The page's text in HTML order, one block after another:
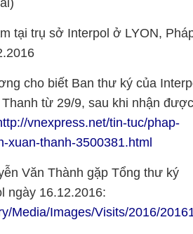
tại trụ sở Interpol ở LYON,
cho biết Ban thư ký của
từ 29/9, sau khi nhận được
vnexpress.net/tin-tuc/phap-
xuan-thanh-3500381.html
Văn Thành gặp Tổng thư ký
ngày 16.12.2016:
Media/Images/Visits/2016/